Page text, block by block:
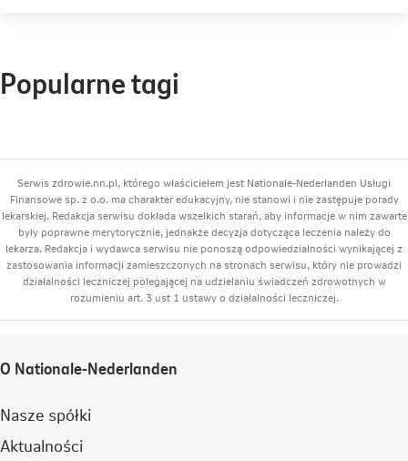
Popularne tagi
Serwis zdrowie.nn.pl, którego właścicielem jest Nationale-Nederlanden Usługi
Finansowe sp. z o.o. ma charakter edukacyjny, nie stanowi i nie zastępuje porady
lekarskiej. Redakcja serwisu dokłada wszelkich starań, aby informacje w nim zawarte
były poprawne merytorycznie, jednakże decyzja dotycząca leczenia należy do
lekarza. Redakcja i wydawca serwisu nie ponoszą odpowiedzialności wynikającej z
zastosowania informacji zamieszczonych na stronach serwisu, który nie prowadzi
działalności leczniczej polegającej na udzielaniu świadczeń zdrowotnych w
rozumieniu art. 3 ust 1 ustawy o działalności leczniczej.
O Nationale-Nederlanden
Nasze spółki
Aktualności